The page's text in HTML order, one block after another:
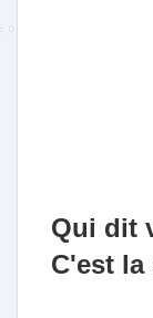
Qui dit
C'est